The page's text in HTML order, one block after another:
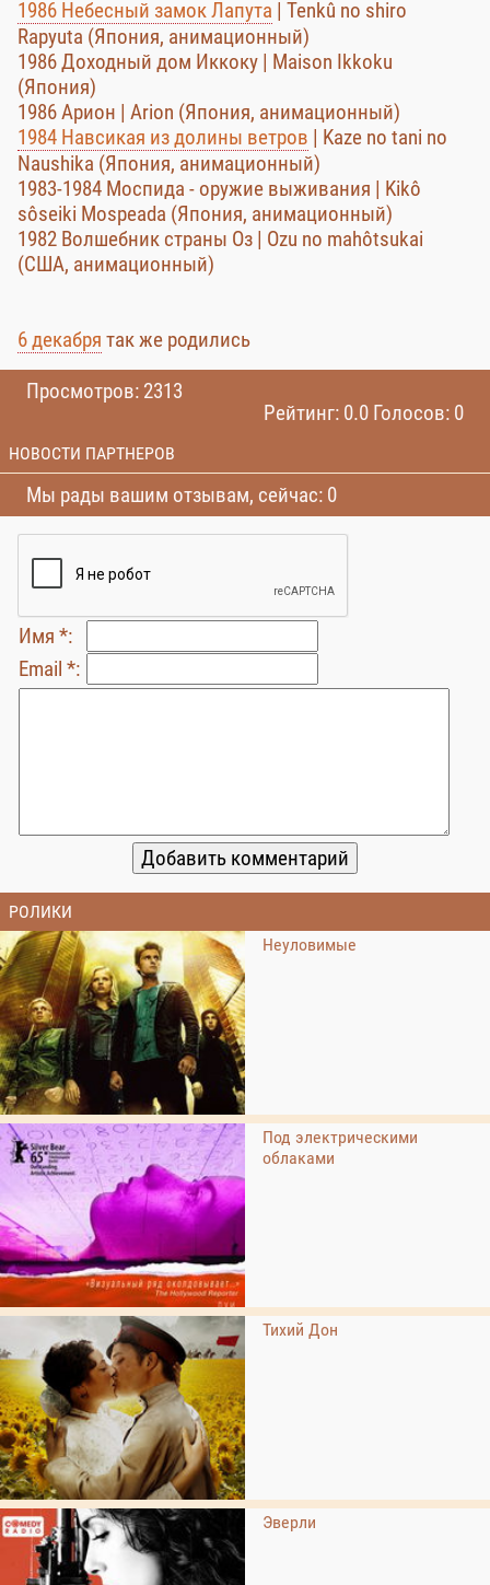
1986 Небесный замок Лапута | Tenkû no shiro
Rapyuta (Япония, анимационный)
1986 Доходный дом Иккоку | Maison Ikkoku
(Япония)
1986 Арион | Arion (Япония, анимационный)
1984 Навсикая из долины ветров | Kaze no tani no
Naushika (Япония, анимационный)
1983-1984 Моспида - оружие выживания | Kikô
sôseiki Mospeada (Япония, анимационный)
1982 Волшебник страны Оз | Ozu no mahôtsukai
(США, анимационный)
6 декабря так же родились
Просмотров: 2313
Рейтинг: 0.0 Голосов: 0
НОВОСТИ ПАРТНЕРОВ
Мы рады вашим отзывам, сейчас: 0
Имя *:
Email *:
РОЛИКИ
Неуловимые
Под электрическими
облаками
Тихий Дон
Эверли